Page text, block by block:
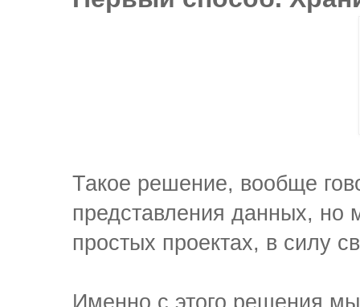
Такое решение, вообще
представления данных, но
простых проектах, в силу
Именно с этого решения